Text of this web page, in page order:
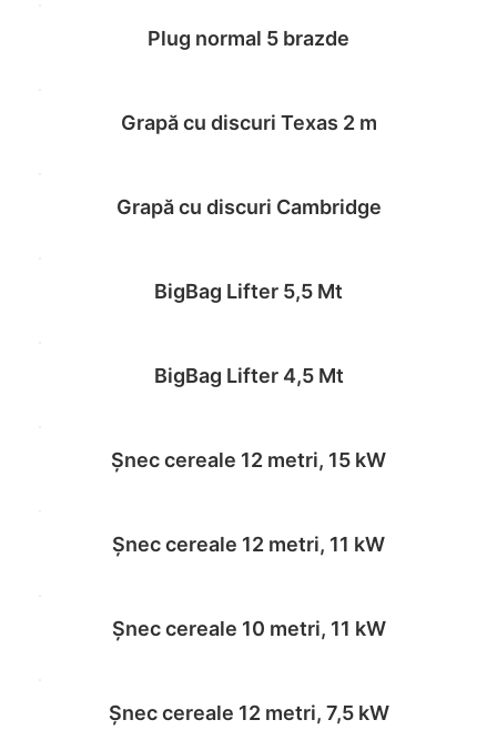
Plug normal 5 brazde
Grapă cu discuri Texas 2 m
Grapă cu discuri Cambridge
BigBag Lifter 5,5 Mt
BigBag Lifter 4,5 Mt
Șnec cereale 12 metri, 15 kW
Șnec cereale 12 metri, 11 kW
Șnec cereale 10 metri, 11 kW
Șnec cereale 12 metri, 7,5 kW